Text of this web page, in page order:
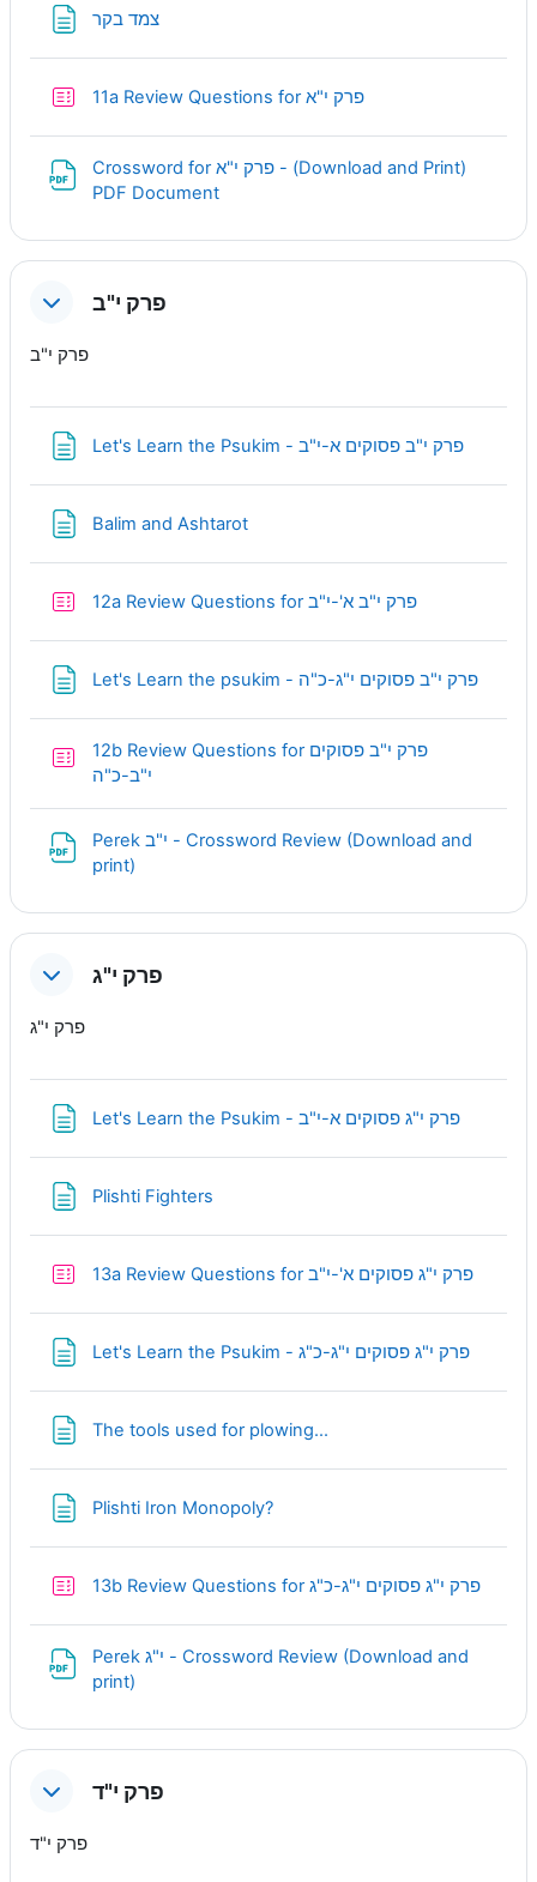
צמד בקרPage
11a Review Questions for פרק י"אQuiz
Crossword for פרק י"א - (Download and Print)
PDF DocumentURL
פרק י"ב
פרק י"ב
Let's Learn the Psukim - פרק י"ב פסוקים א-י"בPage
Balim and AshtarotPage
12a Review Questions for פרק י"ב א'-י"בQuiz
Let's Learn the psukim - פרק י"ב פסוקים י"ג-כ"הPage
12b Review Questions for פרק י"ב פסוקים
י"ב-כ"ה
Perek י"ב - Crossword Review (Download and
print)
פרק י"ג
פרק י"ג
Let's Learn the Psukim - פרק י"ג פסוקים א-י"בPage
Plishti Fighters
13a Review Questions for פרק י"ג פסוקים א'-י"בQuiz
Let's Learn the Psukim - פרק י"ג פסוקים י"ג-כ"גPage
The tools used for plowing...
Plishti Iron Monopoly?Page
13b Review Questions for פרק י"ג פסוקים י"ג-כ"גQuiz
Perek י"ג - Crossword Review (Download and
print)
פרק י"ד
פרק י"ד